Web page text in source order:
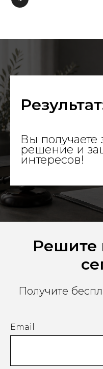
Вы получаете
решение и
интересов!
Решите
Получите
Email